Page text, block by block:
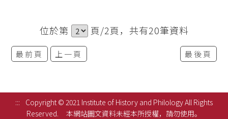
位於第 頁/2頁，共有20筆資料
最前頁 上一頁 最後頁
:::
Copyright © 2021 Institute of History and Philology All Rights
Reserved.
本網站圖文資料未經本所授權，請勿使用。